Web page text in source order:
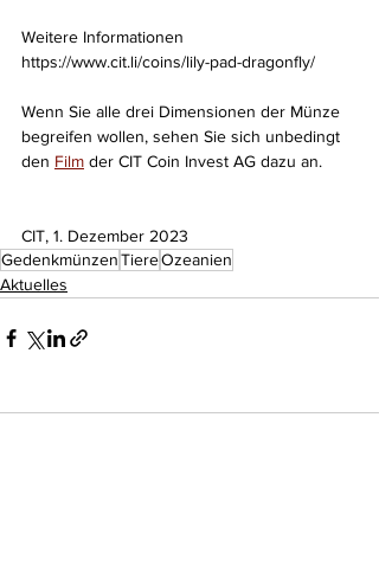
Weitere Informationen
https://www.cit.li/coins/lily-pad-dragonfly/
Wenn Sie alle drei Dimensionen der Münze
begreifen wollen, sehen Sie sich unbedingt
den Film der CIT Coin Invest AG dazu an.
CIT, 1. Dezember 2023
GedenkmünzenTiereOzeanien
Aktuelles